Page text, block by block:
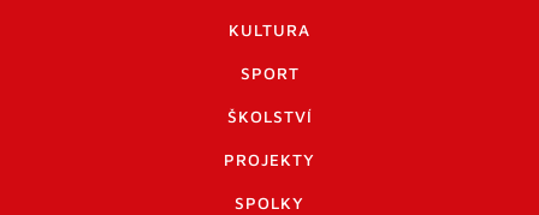
KULTURA
SPORT
ŠKOLSTVÍ
PROJEKTY
SPOLKY